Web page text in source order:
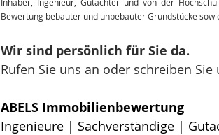
Bewertung bebauter und unbebauter Grundstücke
Wir sind persönlich für Sie da.
Rufen Sie uns an oder schreiben
ABELS Immobilienbewertung
Ingenieure | Sachverständige |